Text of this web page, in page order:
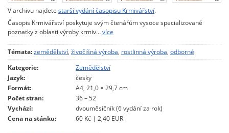
V archivu najdete starší vydání časopisu Krmivářství.
Časopis Krmivářství poskytuje svým čtenářům vysoce specializované
poznatky z oblasti výroby krmiv…více
Témata:zemědělství, živočišná výroba, rostlinná výroba, odborné
Kategorie:
Zemědělství
Jazyk:
česky
Formát:
A4, 21,0 × 29,7 cm
Počet stran:
36 – 52
Vychází:
dvouměsíčník (6 vydání za rok)
Cena na stánku:
60 Kč | 2,40 EUR